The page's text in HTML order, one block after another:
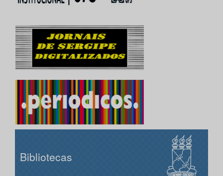
Bibliotecas